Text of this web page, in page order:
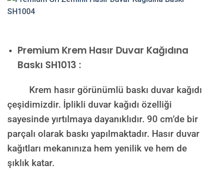
Premium Krem Hasır Duvar Kağıdına
Baskı SH1013 :
Krem hasır görünümlü baskı duvar kağıdı
çeşidimizdir. İplikli duvar kağıdı özelliği
sayesinde yırtılmaya dayanıklıdır. 90 cm’de bir
parçalı olarak baskı yapılmaktadır. Hasır duvar
kağıtları mekanınıza hem yenilik ve hem de
şıklık katar.